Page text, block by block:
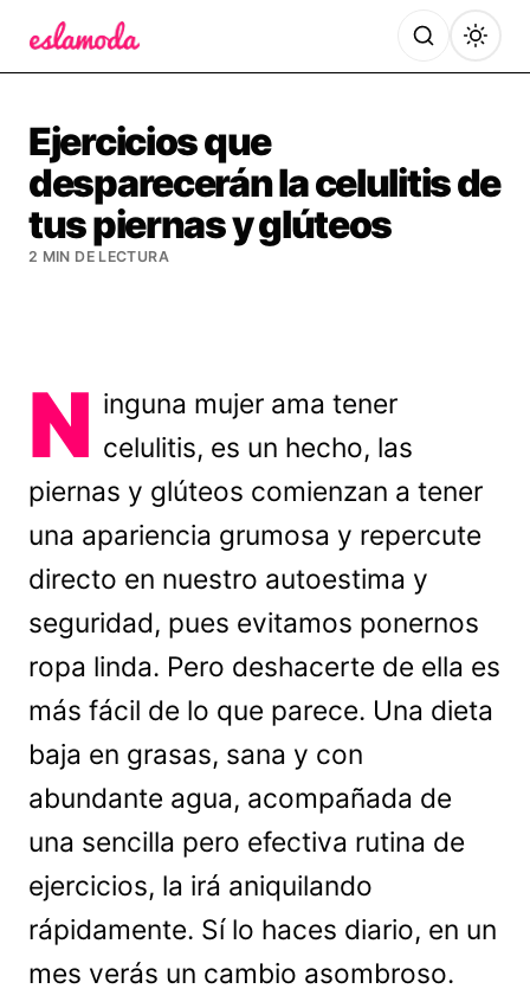
Ejercicios que
desparecerán la celulitis de
tus piernas y glúteos
2 MIN DE LECTURA
N inguna mujer ama tener
celulitis, es un hecho, las
piernas y glúteos comienzan a tener
una apariencia grumosa y repercute
directo en nuestro autoestima y
seguridad, pues evitamos ponernos
ropa linda. Pero deshacerte de ella es
más fácil de lo que parece. Una dieta
baja en grasas, sana y con
abundante agua, acompañada de
una sencilla pero efectiva rutina de
ejercicios, la irá aniquilando
rápidamente. Sí lo haces diario, en un
mes verás un cambio asombroso.